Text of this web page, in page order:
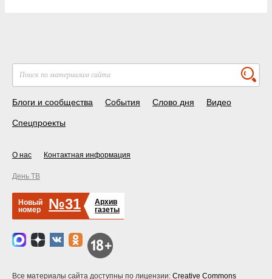
Блоги и сообщества События Слово дня Видео
Спецпроекты
О нас Контактная информация
День ТВ
Новый
номер
№31
Архив
газеты
Все материалы сайта доступны по лицензии: Creative Commons